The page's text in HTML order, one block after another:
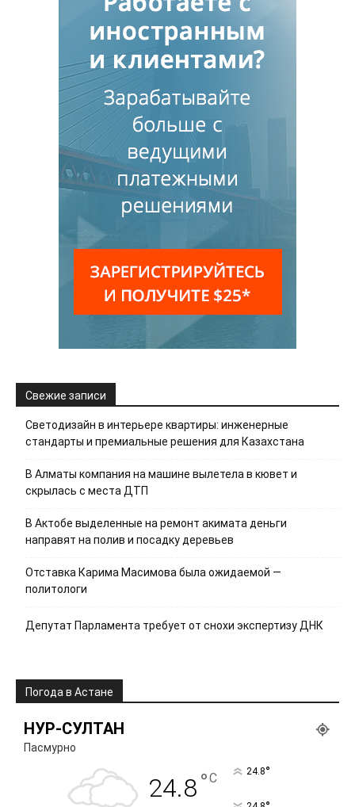
Свежие записи
Светодизайн в интерьере квартиры: инженерные
стандарты и премиальные решения для Казахстана
В Алматы компания на машине вылетела в кювет и
скрылась с места ДТП
В Актобе выделенные на ремонт акимата деньги
направят на полив и посадку деревьев
Отставка Карима Масимова была ожидаемой —
политологи
Депутат Парламента требует от снохи экспертизу ДНК
Погода в Астане
НУР-СУЛТАН
Пасмурно
24.8°C 24.8°